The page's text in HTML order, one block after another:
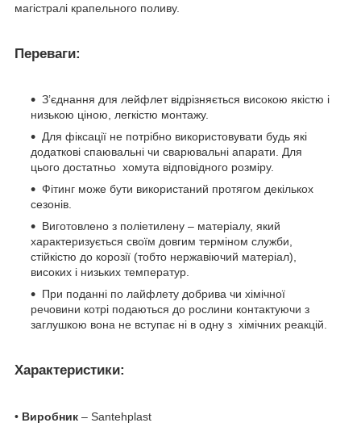
магістралі крапельного поливу.
Переваги:
З’єднання для лейфлет відрізняється високою якістю і
низькою ціною, легкістю монтажу.
Для фіксації не потрібно використовувати будь які
додаткові спаювальні чи сварювальні апарати. Для
цього достатньо хомута відповідного розміру.
Фітинг може бути використаний протягом декількох
сезонів.
Виготовлено з поліетилену – матеріалу, який
характеризується своїм довгим терміном служби,
стійкістю до корозії (тобто нержавіючий матеріал),
високих і низьких температур.
При поданні по лайфлету добрива чи хімічної
речовини котрі подаються до рослини контактуючи з
заглушкою вона не вступає ні в одну з хімічних реакцій.
Характеристики:
• Виробник – Santehplast